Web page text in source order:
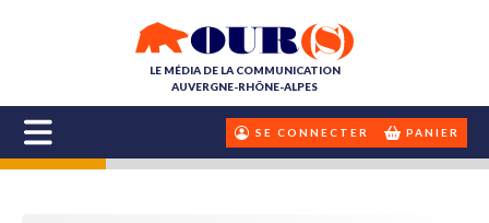
LE MÉDIA DE LA COMMUNICATION
AUVERGNE-RHÔNE-ALPES
SE CONNECTER PANIER